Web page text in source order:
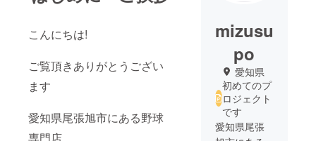
こんにちは!
ご覧頂きありがとうござい
ます
愛知県尾張旭市にある野球
専門店
mizusu
po
愛知県
初めてのプ
ロジェクト
です
愛知県尾張